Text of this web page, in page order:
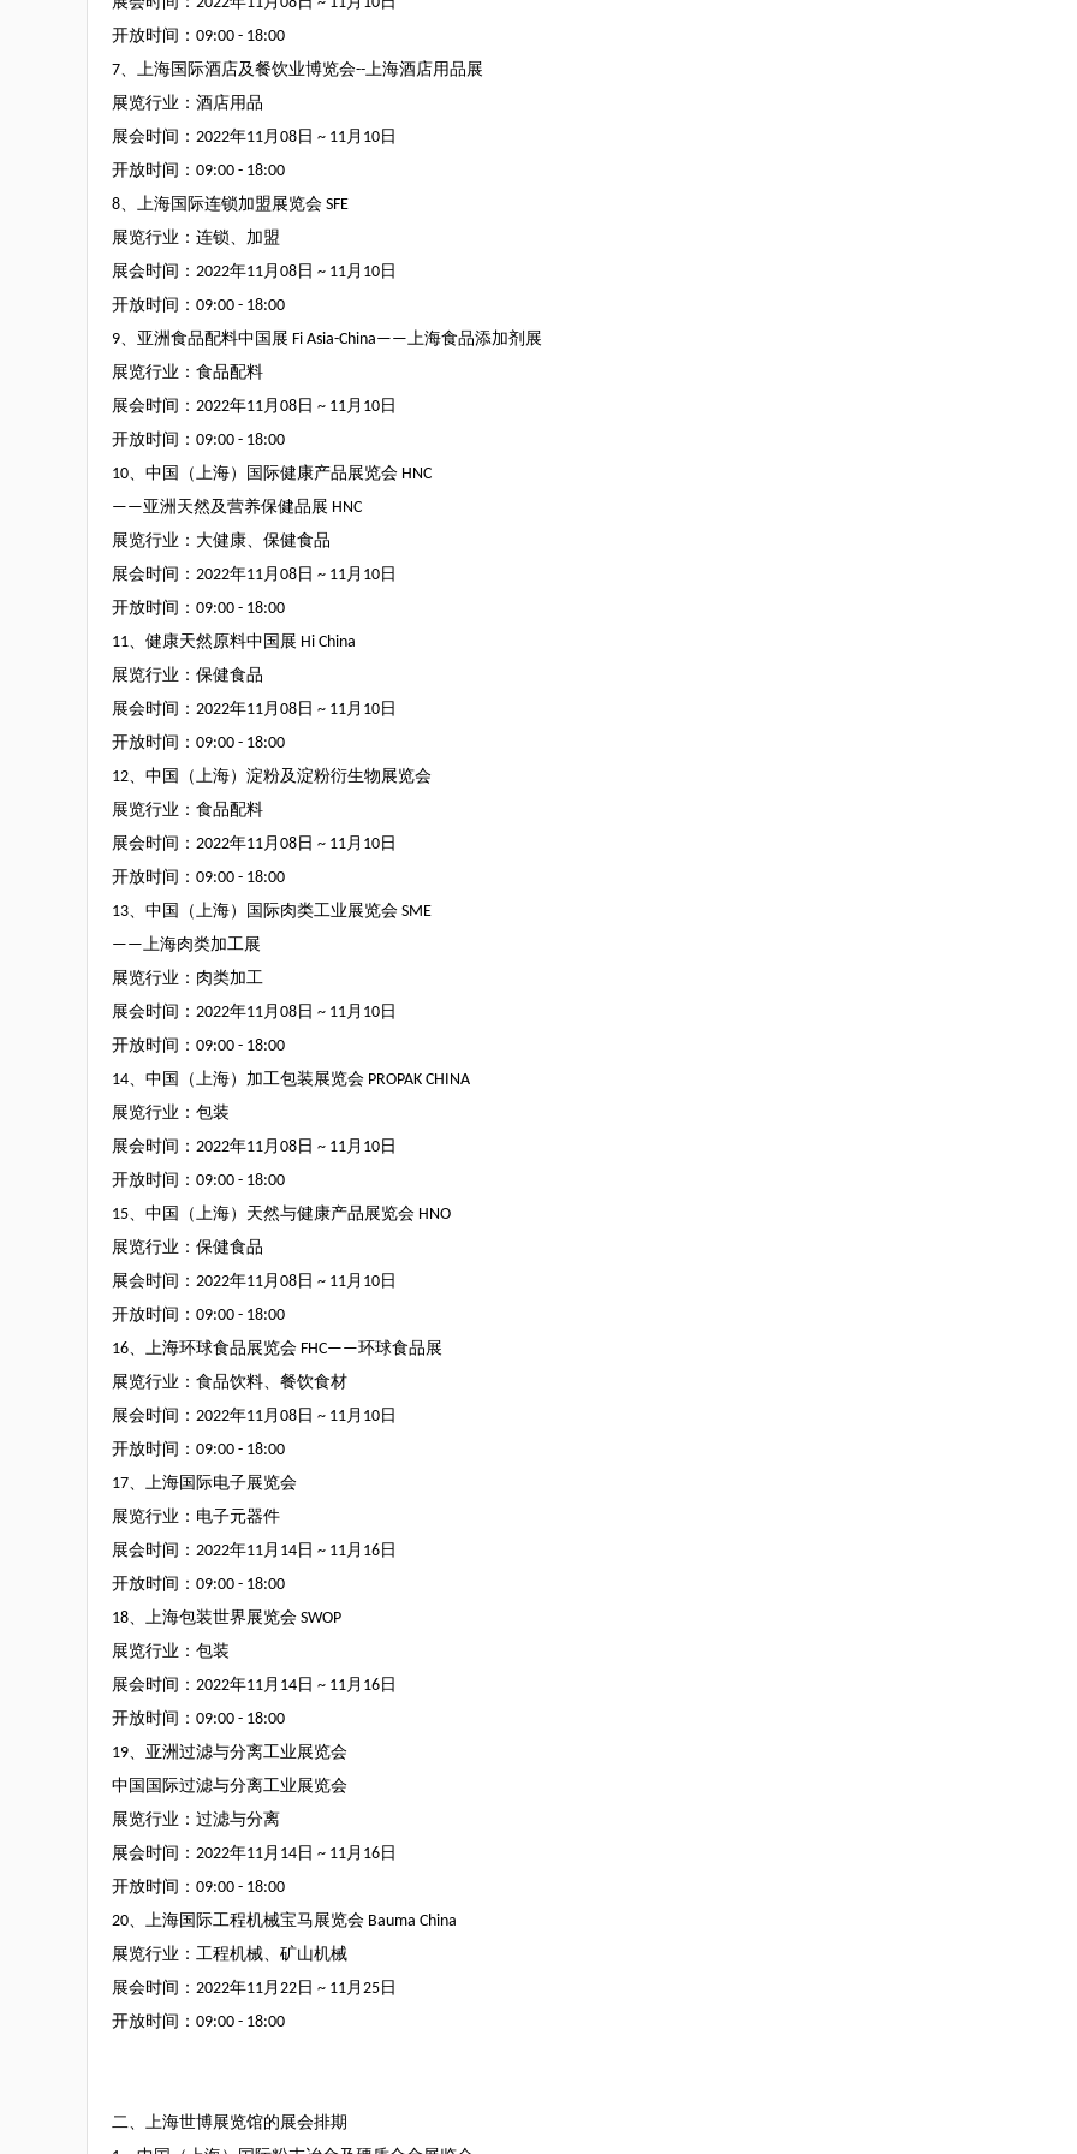
开放时间： 09:00 - 18:00
7、上海国际酒店及餐饮业博览会--上海酒店用品展
展览行业：酒店用品
展会时间： 2022年11月 08 日 ~ 11月 10 日
开放时间： 09:00 - 18:00
8、上海国际连锁加盟展览会 SFE
展览行业：连锁、加盟
展会时间： 2022年11月 08 日 ~ 11月 10 日
开放时间： 09:00 - 18:00
9、亚洲食品配料中国展 Fi Asia-China——上海食品添加剂展
展览行业：食品配料
展会时间： 2022年11月 08 日 ~ 11月 10 日
开放时间： 09:00 - 18:00
10、中国（上海）国际健康产品展览会 HNC
——亚洲天然及营养保健品展 HNC
展览行业：大健康、保健食品
展会时间： 2022年11月 08 日 ~ 11月 10 日
开放时间： 09:00 - 18:00
11、健康天然原料中国展 Hi China
展览行业：保健食品
展会时间： 2022年11月 08 日 ~ 11月 10 日
开放时间： 09:00 - 18:00
12、中国（上海）淀粉及淀粉衍生物展览会
展览行业：食品配料
展会时间： 2022年11月 08 日 ~ 11月 10 日
开放时间： 09:00 - 18:00
13、中国（上海）国际肉类工业展览会 SME
——上海肉类加工展
展览行业：肉类加工
展会时间： 2022年11月 08 日 ~ 11月 10 日
开放时间： 09:00 - 18:00
14、中国（上海）加工包装展览会 PROPAK CHINA
展览行业：包装
展会时间： 2022年11月 08 日 ~ 11月 10 日
开放时间： 09:00 - 18:00
15、中国（上海）天然与健康产品展览会 HNO
展览行业：保健食品
展会时间： 2022年11月 08 日 ~ 11月 10 日
开放时间： 09:00 - 18:00
16、上海环球食品展览会 FHC——环球食品展
展览行业：食品饮料、餐饮食材
展会时间： 2022年11月 08 日 ~ 11月 10 日
开放时间： 09:00 - 18:00
17、上海国际电子展览会
展览行业：电子元器件
展会时间： 2022年11月 14 日 ~ 11月 16 日
开放时间： 09:00 - 18:00
18、上海包装世界展览会 SWOP
展览行业：包装
展会时间： 2022年11月 14 日 ~ 11月 16 日
开放时间： 09:00 - 18:00
19、亚洲过滤与分离工业展览会
中国国际过滤与分离工业展览会
展览行业：过滤与分离
展会时间： 2022年11月 14 日 ~ 11月 16 日
开放时间： 09:00 - 18:00
20、上海国际工程机械宝马展览会 Bauma China
展览行业：工程机械、矿山机械
展会时间： 2022年11月 22 日 ~ 11月 25 日
开放时间： 09:00 - 18:00
二、上海世博展览馆的展会排期